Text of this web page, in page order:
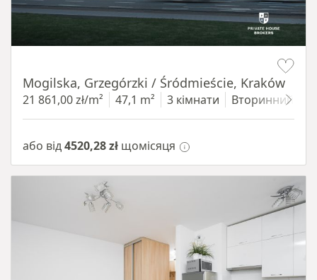
Mogilska, Grzegórzki / Śródmieście, Kraków
21 861,00 zł/m² 47,1 m² 3 кімнати Вторинний
або від4520,28 zł щомісяця